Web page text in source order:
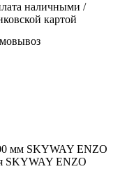
наличными /
картой
мм SKYWAY ENZO
SKYWAY ENZO